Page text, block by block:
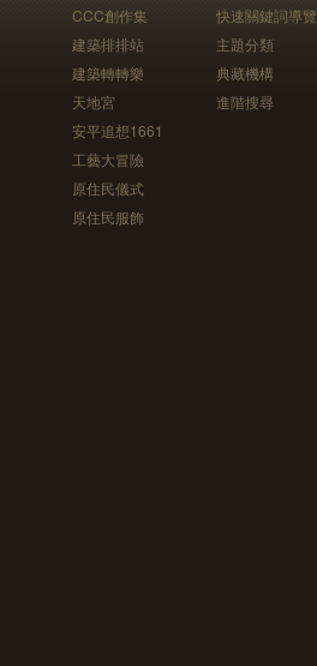
CCC創作集
建築排排站
建築轉轉樂
天地宮
安平追想1661
工藝大冒險
原住民儀式
原住民服飾
快速關鍵詞導覽
主題分類
典藏機構
進階搜尋